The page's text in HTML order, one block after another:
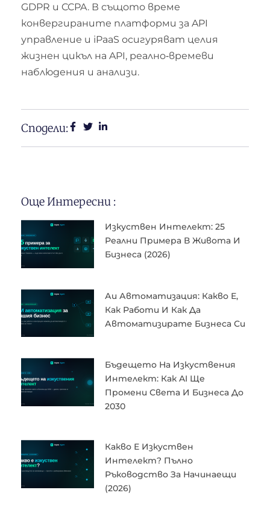
GDPR и CCPA. В същото време
конвергираните платформи за API
управление и iPaaS осигуряват целия
жизнен цикъл на API, реално‑времеви
наблюдения и анализи.
Сподели:
Още Интересни :
Изкуствен Интелект: 25
Реални Примера В Живота И
Бизнеса (2026)
Аи Автоматизация: Какво Е,
Как Работи И Как Да
Автоматизирате Бизнеса Си
Бъдещето На Изкуствения
Интелект: Как AI Ще
Промени Света И Бизнеса До
2030
Какво Е Изкуствен
Интелект? Пълно
Ръководство За Начинаещи
(2026)